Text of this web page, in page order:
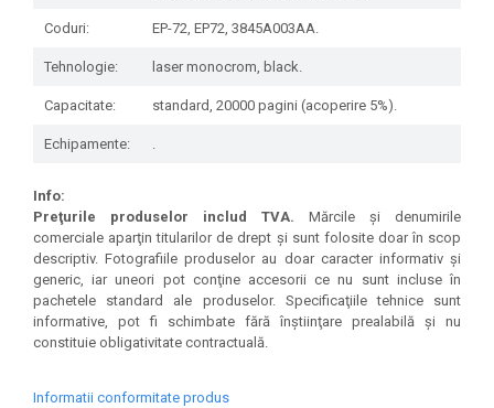
Coduri: EP-72, EP72, 3845A003AA.
Tehnologie: laser monocrom, black.
Capacitate: standard, 20000 pagini (acoperire 5%).
Echipamente:
Info:
Preţurile produselor includ TVA. Mărcile şi denumirile
comerciale aparţin titularilor de drept şi sunt folosite doar în scop
descriptiv. Fotografiile produselor au doar caracter informativ şi
generic, iar uneori pot conţine accesorii ce nu sunt incluse în
pachetele standard ale produselor. Specificaţiile tehnice sunt
informative, pot fi schimbate fără înştiinţare prealabilă şi nu
constituie obligativitate contractuală.
Informatii conformitate produs